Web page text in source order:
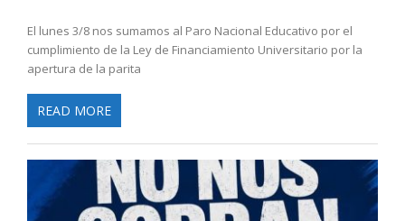
El lunes 3/8 nos sumamos al Paro Nacional Educativo por el
cumplimiento de la Ley de Financiamiento Universitario por la
apertura de la parita
READ MORE